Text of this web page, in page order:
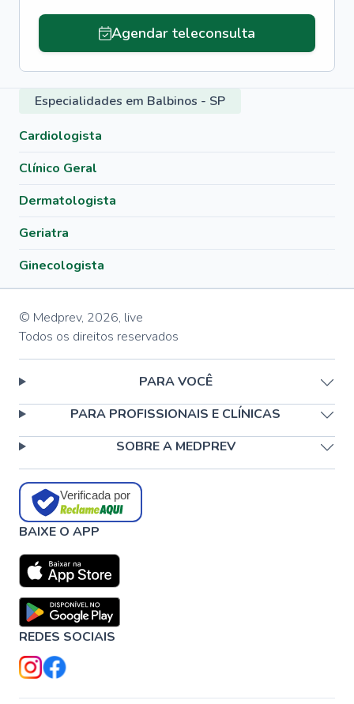
Agendar teleconsulta
Especialidades em Balbinos - SP
Cardiologista
Clínico Geral
Dermatologista
Geriatra
Ginecologista
© Medprev, 2026, live
Todos os direitos reservados
PARA VOCÊ
PARA PROFISSIONAIS E CLÍNICAS
SOBRE A MEDPREV
Verificada por
BAIXE O APP
REDES SOCIAIS